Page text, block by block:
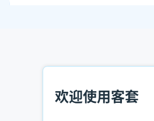
推荐阅读：
欢迎使用客套